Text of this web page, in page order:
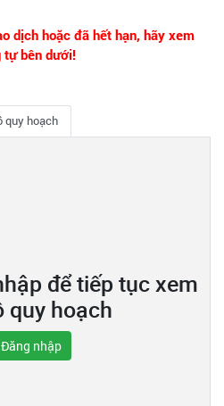
dịch hoặc đã hết hạn, hãy xem
bên dưới!
quy hoạch
để tiếp tục xem
quy hoạch
nhập